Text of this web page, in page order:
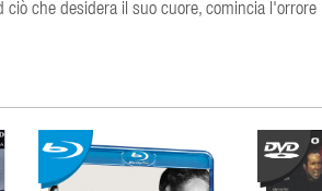
ciò che desidera il suo cuore, comincia l'orrore